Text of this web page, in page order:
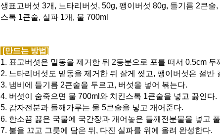
생표고버섯 3개, 느타리버섯, 50g, 팽이버섯 80g, 들기름 2큰
스톡 1큰술, 실파 1개, 물 700ml
[만드는 방법]
1. 표고버섯은 밑동을 제거한 뒤 2등분으로 포를 떠서 0.5cm 두
2. 느타리버섯도 밑동을 제거한 뒤 잘게 찢고, 팽이버섯은 절반
3. 냄비에 들기름 2큰술을 두르고, 버섯을 넣어 볶는다.
4. 버섯이 숨죽으면 물 700ml와 치킨스톡 1큰술을 넣고 끓인다.
5. 감자전분과 들깨가루는 물 5큰술을 넣고 개어준다.
6. 한소끔 끓은 국물에 국간장과 개어놓은 들깨전분물을 넣고
7. 불을 끄고 그릇에 담은 뒤, 다진 실파를 위에 올려 완성한다.